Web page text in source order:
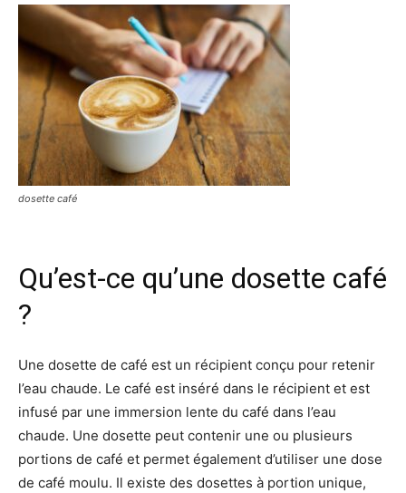
dosette café
Qu’est-ce qu’une dosette café
?
Une dosette de café est un récipient conçu pour retenir
l’eau chaude. Le café est inséré dans le récipient et est
infusé par une immersion lente du café dans l’eau
chaude. Une dosette peut contenir une ou plusieurs
portions de café et permet également d’utiliser une dose
de café moulu. Il existe des dosettes à portion unique,